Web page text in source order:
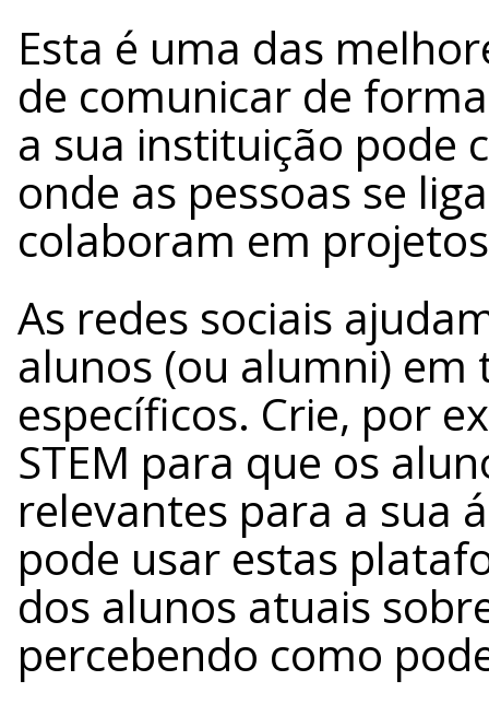
Esta é uma das
de comunicar de
a sua instituição pode
onde as pessoas se
colaboram em
As redes sociais
alunos (ou alumni)
específicos. Crie, por
STEM para que os
relevantes para a sua
pode usar estas
dos alunos atuais
percebendo como